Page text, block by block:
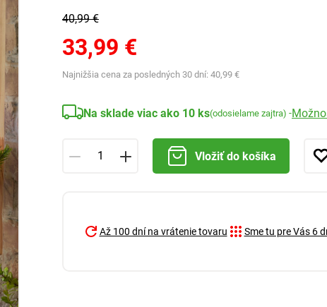
40,99 €
33,99 €
Najnižšia cena za posledných 30 dní: 40,99 €
Na sklade viac ako 10 ks(odosielame zajtra) -
Vložiť do košíka
Až 100 dní na vrátenie tovaru Sme tu pre Vás 6